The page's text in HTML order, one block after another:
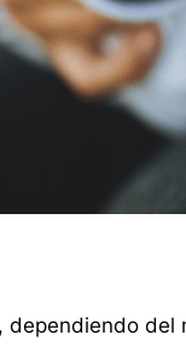
dependiendo del